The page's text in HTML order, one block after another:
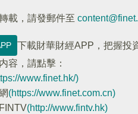
載，請發郵件至
下載財華財經APP，把握投
容，請點擊：
www.finet.hk/)
(https://www.finet.com.cn)
(http://www.fintv.hk)